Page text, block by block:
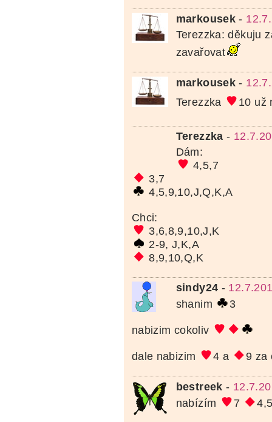
markousek -
Terezzka: děkuju
zavařovat
markousek -
Terezzka
10 už
Terezzka -
Dám:
4,5,7
3,7
4,5,9,10,J,Q,K,A
Chci:
3,6,8,9,10,J,K
2-9, J,K,A
8,9,10,Q,K
sindy24 -
shanim
3
nabizim cokoliv
dale nabizim 4 a 9 za
bestreek -
nabízím
7